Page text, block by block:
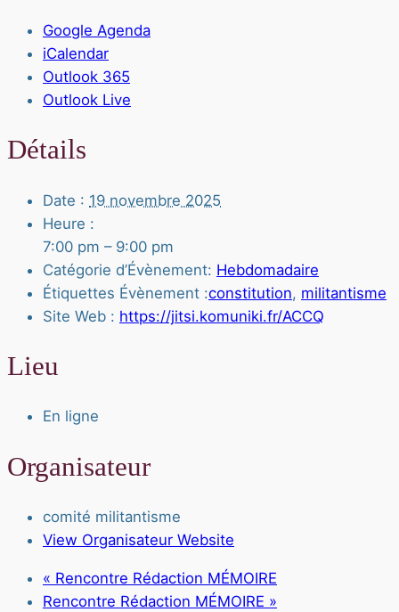
Google Agenda
iCalendar
Outlook 365
Outlook Live
Détails
Date : 19 novembre 2025
Heure :
7:00 pm – 9:00 pm
Catégorie d’Évènement: Hebdomadaire
Étiquettes Évènement :constitution, militantisme
Site Web : https://jitsi.komuniki.fr/ACCQ
Lieu
En ligne
Organisateur
comité militantisme
View Organisateur Website
« Rencontre Rédaction MÉMOIRE
Rencontre Rédaction MÉMOIRE »